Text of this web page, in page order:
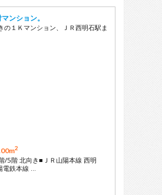
ンション。
の１Ｋマンション、ＪＲ西明石駅ま
2
/5階 北向き■ＪＲ山陽本線 西明
電鉄本線 …